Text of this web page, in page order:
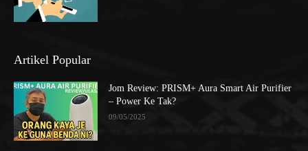
Artikel Popular
Jom Review: PRISM+ Aura Smart Air Purifier
– Power Ke Tak?
09/05/2025